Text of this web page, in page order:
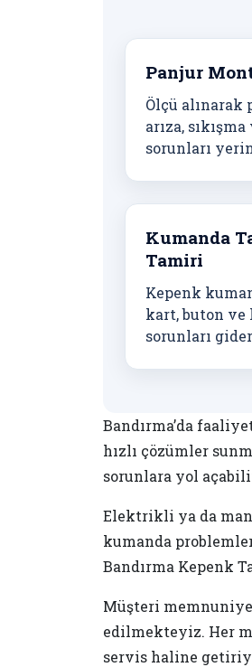
Panjur
Ölçü alınarak
arıza,
sorunları
Kumanda
Tamiri
Kepenk
kart, buton
sorunları
Bandırma’da
hızlı çözümler
sorunlara yol
Elektrikli ya da
kumanda
Bandırma Kepenk
Müşteri
edilmekteyiz. Her
servis haline